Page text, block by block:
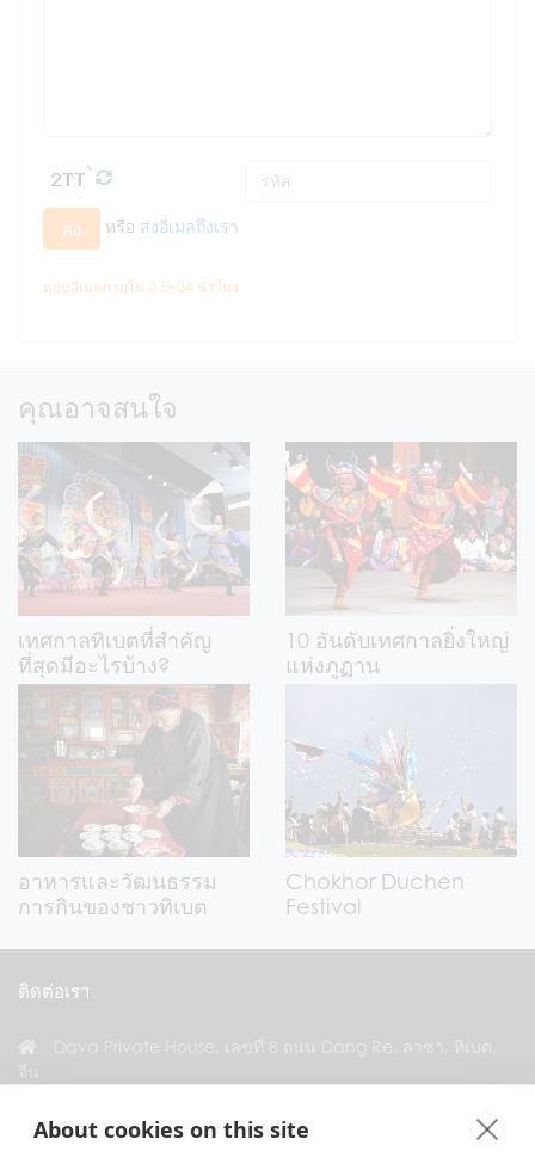
About cookies on this site
ส่ง หรือ ส่งอีเมลถึงเรา
ตอบอีเมลภายใน 0.5~24 ชั่วโมง
คุณอาจสนใจ
เทศกาลทิเบตที่สำคัญ
ที่สุดมีอะไรบ้าง?
10 อันดับเทศกาลยิ่งใหญ่
แห่งภูฏาน
อาหารและวัฒนธรรม
การกินของชาวทิเบต
Chokhor Duchen
Festival
ติดต่อเรา
จีน